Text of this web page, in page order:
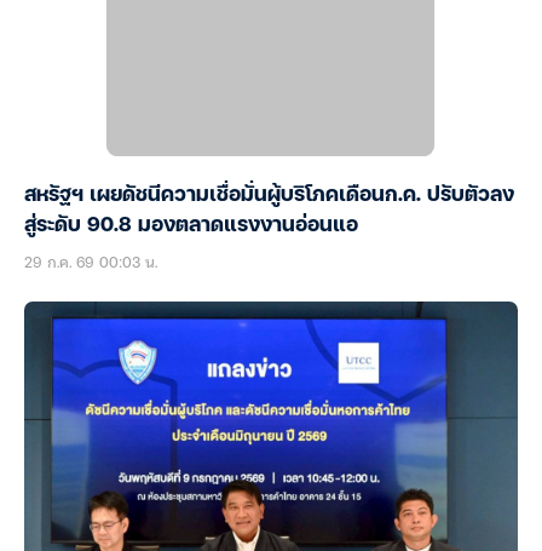
สหรัฐฯ เผยดัชนีความเชื่อมั่นผู้บริโภคเดือนก.ค. ปรับตัวลง
สู่ระดับ 90.8 มองตลาดแรงงานอ่อนแอ
29 ก.ค. 69 00:03 น.